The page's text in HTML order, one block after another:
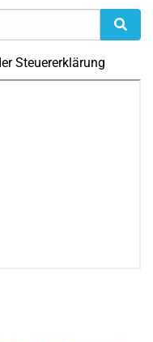
Steuererklärung